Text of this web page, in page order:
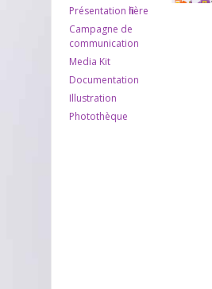
Présentation filière
Campagne de
communication
Media Kit
Documentation
Illustration
Photothèque